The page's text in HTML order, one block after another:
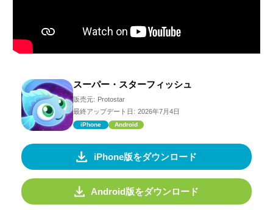
スーパー・スターフィッシュ
販売元: Protostar
最終アップデート日: 2026年7月4日
iPhone Android
iPhone版をダウンロード
Android版をダウンロード